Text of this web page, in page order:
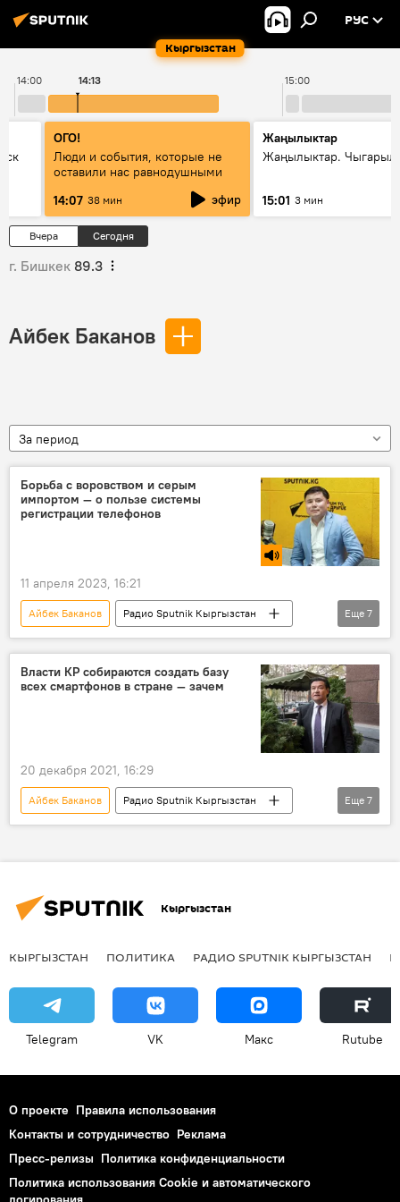
Кыргызстан
РУС
14:00 15:00
14:13
ОГО!
Люди и события, которые не
оставили нас равнодушными
14:07 38 мин эфир
Жаңылыктар
Жаңылыктар.
15:01 3 мин
Вчера Сегодня
г. Бишкек 89.3
Айбек Баканов
За период
Борьба с воровством и серым
импортом — о пользе системы
регистрации телефонов
11 апреля 2023, 16:21
Айбек Баканов
Радио Sputnik Кыргызстан
Кыргызстан
IMEI код
контрабанда
регистрация
телефон
воровство
смартфон
Еще 7
Власти КР собираются создать базу
всех смартфонов в стране — зачем
20 декабря 2021, 16:29
Айбек Баканов
Радио Sputnik Кыргызстан
закон
смартфон
контрабанда
Еще 7
Кыргызстан
КЫРГЫЗСТАН ПОЛИТИКА РАДИО SPUTNIK КЫРГЫЗСТАН
Telegram VK Макс Rutube
О проекте Правила использования
Контакты и сотрудничество Реклама
Пресс-релизы Политика конфиденциальности
Политика использования Cookie и автоматического